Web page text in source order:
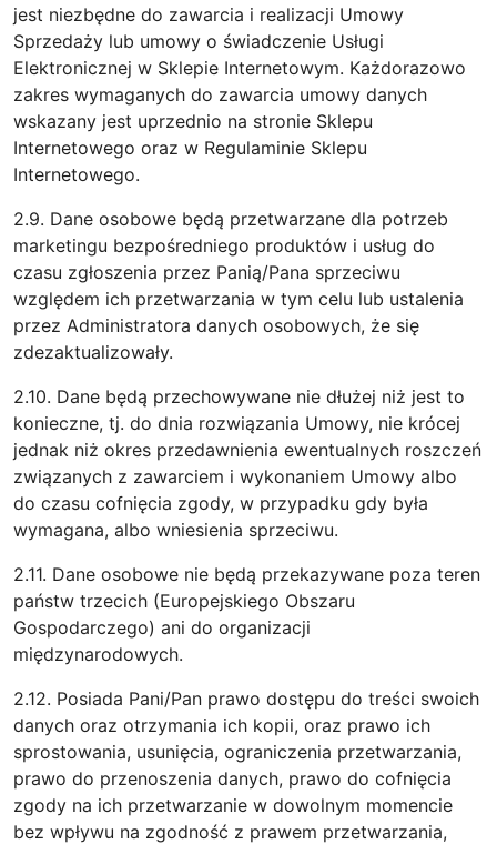
jest niezbędne do zawarcia i realizacji Umowy
Sprzedaży lub umowy o świadczenie Usługi
Elektronicznej w Sklepie Internetowym. Każdorazowo
zakres wymaganych do zawarcia umowy danych
wskazany jest uprzednio na stronie Sklepu
Internetowego oraz w Regulaminie Sklepu
Internetowego.
2.9. Dane osobowe będą przetwarzane dla potrzeb
marketingu bezpośredniego produktów i usług do
czasu zgłoszenia przez Panią/Pana sprzeciwu
względem ich przetwarzania w tym celu lub ustalenia
przez Administratora danych osobowych, że się
zdezaktualizowały.
2.10. Dane będą przechowywane nie dłużej niż jest to
konieczne, tj. do dnia rozwiązania Umowy, nie krócej
jednak niż okres przedawnienia ewentualnych roszczeń
związanych z zawarciem i wykonaniem Umowy albo
do czasu cofnięcia zgody, w przypadku gdy była
wymagana, albo wniesienia sprzeciwu.
2.11. Dane osobowe nie będą przekazywane poza teren
państw trzecich (Europejskiego Obszaru
Gospodarczego) ani do organizacji
międzynarodowych.
2.12. Posiada Pani/Pan prawo dostępu do treści swoich
danych oraz otrzymania ich kopii, oraz prawo ich
sprostowania, usunięcia, ograniczenia przetwarzania,
prawo do przenoszenia danych, prawo do cofnięcia
zgody na ich przetwarzanie w dowolnym momencie
bez wpływu na zgodność z prawem przetwarzania,